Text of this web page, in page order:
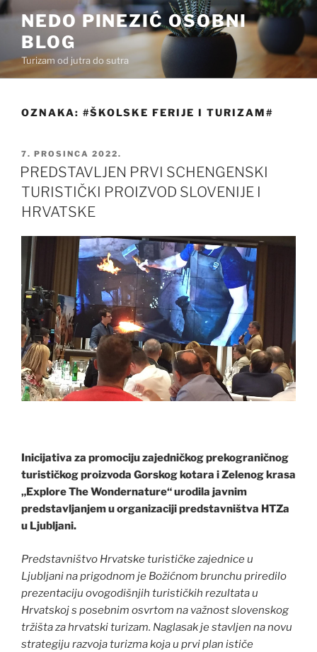
Preskoči
sadržaj
NEDO PINEZIĆ OSOBNI
BLOG
Turizam od jutra do sutra
OZNAKA: #ŠKOLSKE FERIJE I TURIZAM#
OBJAVLJENO
7. PROSINCA 2022.
PREDSTAVLJEN PRVI SCHENGENSKI
TURISTIČKI PROIZVOD SLOVENIJE I
HRVATSKE
Inicijativa za promociju zajedničkog prekograničnog
turističkog proizvoda Gorskog kotara i Zelenog krasa
„Explore The Wondernature“ urodila javnim
predstavljanjem u organizaciji predstavništva HTZa
u Ljubljani.
Predstavništvo Hrvatske turističke zajednice u
Ljubljani na prigodnom je Božićnom brunchu priredilo
prezentaciju ovogodišnjih turističkih rezultata u
Hrvatskoj s posebnim osvrtom na važnost slovenskog
tržišta za hrvatski turizam. Naglasak je stavljen na novu
strategiju razvoja turizma koja u prvi plan ističe